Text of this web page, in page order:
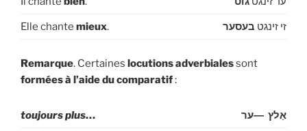
Elle chante mieux. זי זינגט בעסער
Remarque. Certaines locutions adverbialessont
forméesà l’aide du comparatif:
toujours plus… אַלץ ―ער